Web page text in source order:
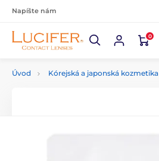
Napíšte nám
0
Úvod Kórejská a japonská kozmetika